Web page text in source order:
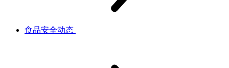
食品安全动态